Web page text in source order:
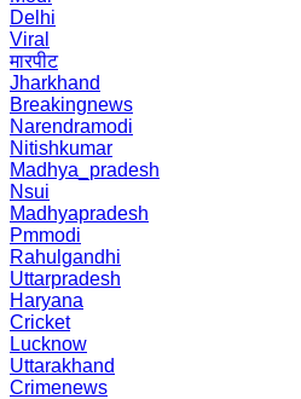
Delhi
Viral
मारपीट
Jharkhand
Breakingnews
Narendramodi
Nitishkumar
Madhya_pradesh
Nsui
Madhyapradesh
Pmmodi
Rahulgandhi
Uttarpradesh
Haryana
Cricket
Lucknow
Uttarakhand
Crimenews